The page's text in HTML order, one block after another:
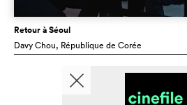
Retour à Séoul
Davy Chou, République de Corée